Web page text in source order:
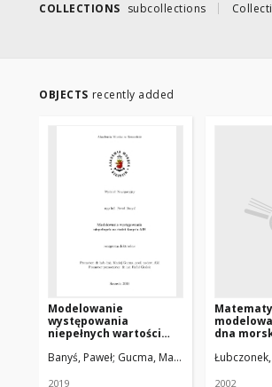
COLLECTIONS subcollections
OBJECTS recently added
Modelowanie
występowania
niepełnych wartości
Banyś, Paweł Gucma, Maciej. Promotor
2019
dna
Łubczonek,
2002